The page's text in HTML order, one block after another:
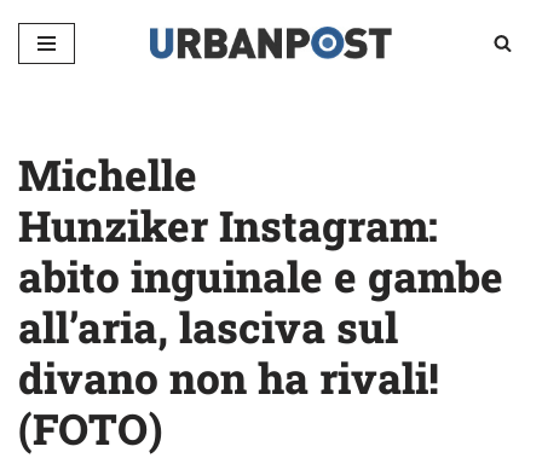
Vai
Michelle
Hunziker Instagram:
abito inguinale e gambe
all’aria, lasciva sul
divano non ha rivali!
(FOTO)